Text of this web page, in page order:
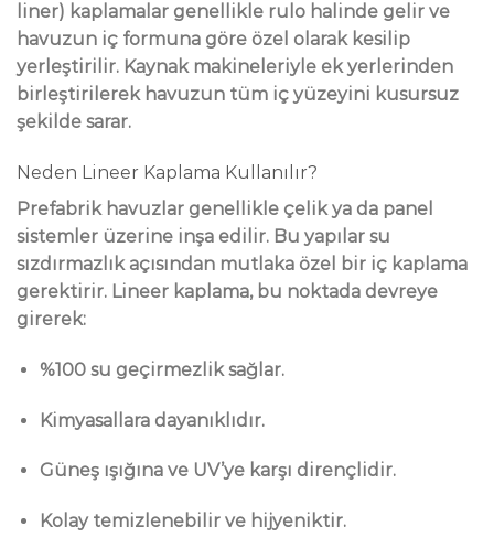
liner) kaplamalar genellikle rulo halinde gelir ve
havuzun iç formuna göre özel olarak kesilip
yerleştirilir. Kaynak makineleriyle ek yerlerinden
birleştirilerek havuzun tüm iç yüzeyini kusursuz
şekilde sarar.
Neden Lineer Kaplama Kullanılır?
Prefabrik havuzlar genellikle çelik ya da panel
sistemler üzerine inşa edilir. Bu yapılar su
sızdırmazlık açısından mutlaka özel bir iç kaplama
gerektirir. Lineer kaplama, bu noktada devreye
girerek:
%100 su geçirmezlik sağlar.
Kimyasallara dayanıklıdır.
Güneş ışığına ve UV’ye karşı dirençlidir.
Kolay temizlenebilir ve hijyeniktir.